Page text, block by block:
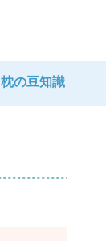
枕の豆知識